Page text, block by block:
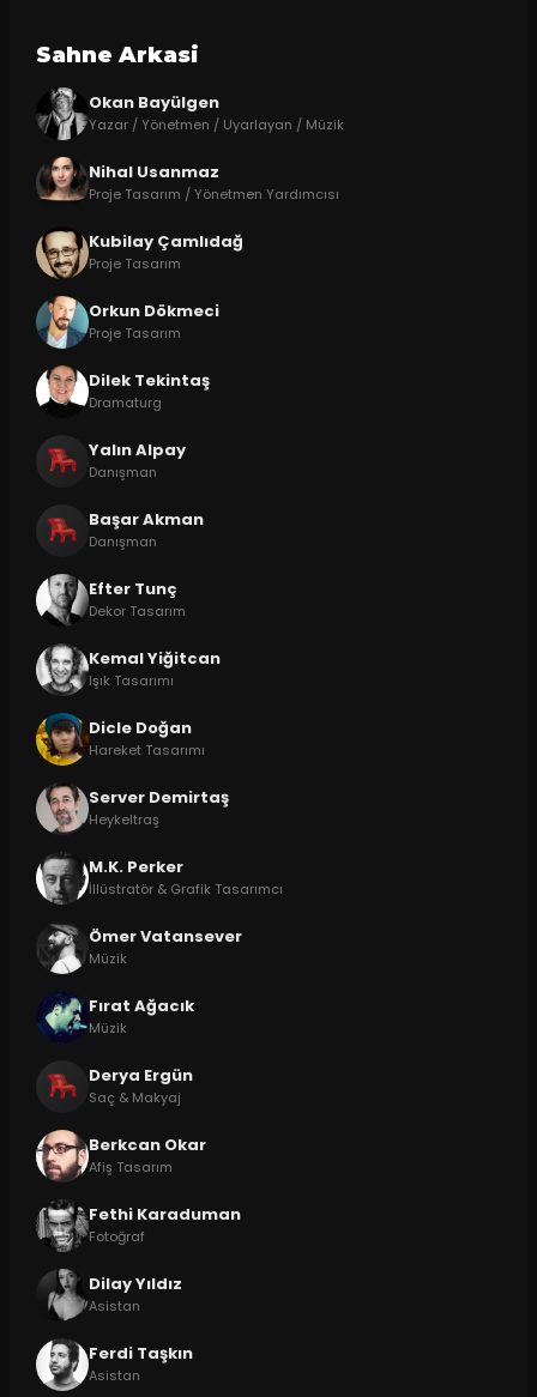
Sahne Arkasi
Okan Bayülgen
Yazar / Yönetmen / Uyarlayan / Müzik
Nihal Usanmaz
Proje Tasarım / Yönetmen Yardımcısı
Kubilay Çamlıdağ
Proje Tasarım
Orkun Dökmeci
Proje Tasarım
Dilek Tekintaş
Dramaturg
Yalın Alpay
Danışman
Başar Akman
Danışman
Efter Tunç
Dekor Tasarım
Kemal Yiğitcan
Işık Tasarımı
Dicle Doğan
Hareket Tasarımı
Server Demirtaş
Heykeltraş
M.K. Perker
İllüstratör & Grafik Tasarımcı
Ömer Vatansever
Müzik
Fırat Ağacık
Müzik
Derya Ergün
Saç & Makyaj
Berkcan Okar
Afiş Tasarım
Fethi Karaduman
Fotoğraf
Dilay Yıldız
Asistan
Ferdi Taşkın
Asistan